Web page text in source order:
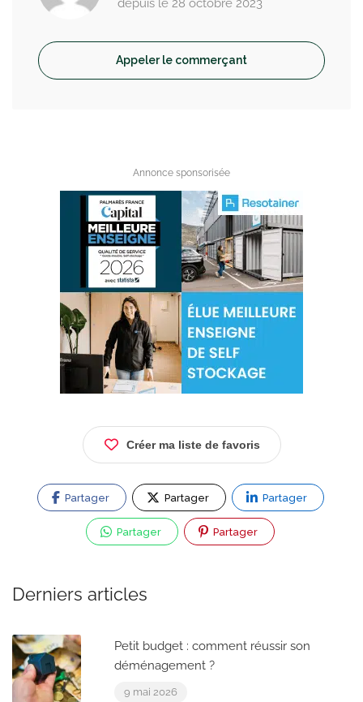
depuis le 28 octobre 2023
Appeler le commerçant
Annonce sponsorisée
Créer ma liste de favoris
Partager Partager Partager
Partager Partager
Derniers articles
Petit budget : comment réussir son
déménagement ?
9 mai 2026